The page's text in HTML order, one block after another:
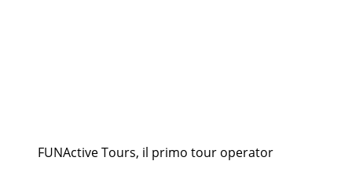
FUNActive Tours, il primo tour operator